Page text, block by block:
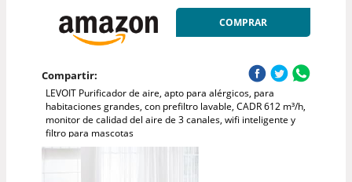
COMPRAR
Compartir:
LEVOIT Purificador de aire, apto para alérgicos, para
habitaciones grandes, con prefiltro lavable, CADR 612 m³/h,
monitor de calidad del aire de 3 canales, wifi inteligente y
filtro para mascotas